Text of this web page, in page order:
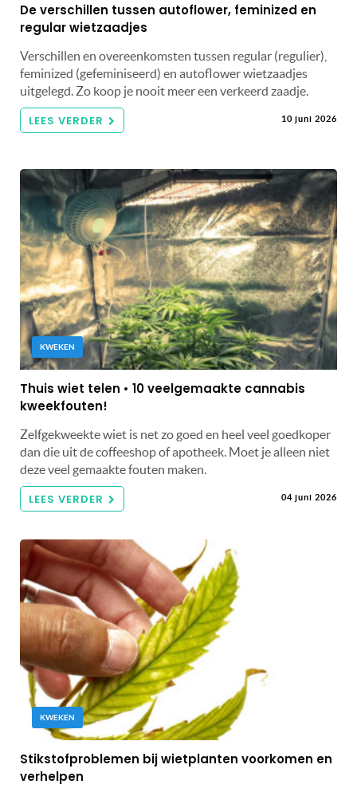
De verschillen tussen autoflower, feminized en
regular wietzaadjes
Verschillen en overeenkomsten tussen regular (regulier),
feminized (gefeminiseerd) en autoflower wietzaadjes
uitgelegd. Zo koop je nooit meer een verkeerd zaadje.
LEES VERDER 10 juni 2026
KWEKEN
Thuis wiet telen • 10 veelgemaakte cannabis
kweekfouten!
Zelfgekweekte wiet is net zo goed en heel veel goedkoper
dan die uit de coffeeshop of apotheek. Moet je alleen niet
deze veel gemaakte fouten maken.
LEES VERDER 04 juni 2026
KWEKEN
Stikstofproblemen bij wietplanten voorkomen en
verhelpen